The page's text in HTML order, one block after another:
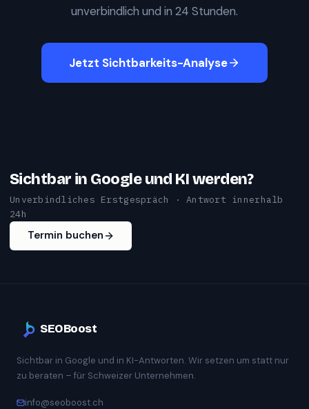
unverbindlich und in 24 Stunden.
Jetzt Sichtbarkeits-Analyse
Sichtbar in Google und KI werden?
Unverbindliches Erstgespräch · Antwort innerhalb
24h
Termin buchen
SEOBoost
Sichtbar in Google und in KI-Antworten. Wir setzen um statt nur
zu beraten – für Schweizer Unternehmen.
info@seoboost.ch